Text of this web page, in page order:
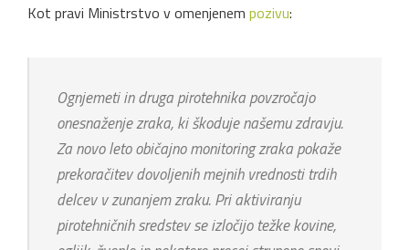
Kot pravi Ministrstvo v omenjenem pozivu:
Ognjemeti in druga pirotehnika povzročajo
onesnaženje zraka, ki škoduje našemu zdravju.
Za novo leto običajno monitoring zraka pokaže
prekoračitev dovoljenih mejnih vrednosti trdih
delcev v zunanjem zraku. Pri aktiviranju
pirotehničnih sredstev se izločijo težke kovine,